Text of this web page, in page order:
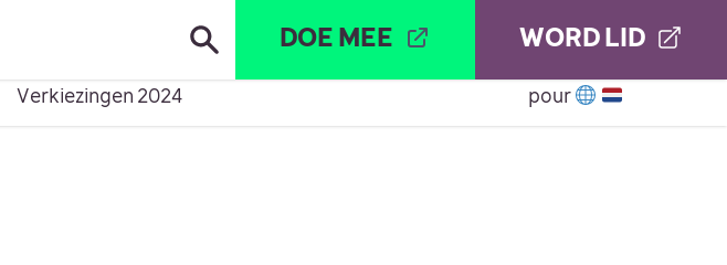
DOE MEE WORD LID
Verkiezingen 2024
CONTACT
pour